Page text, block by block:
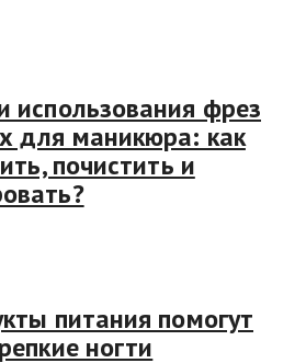
использования фрез
для маникюра: как
почистить и
питания помогут
ногти